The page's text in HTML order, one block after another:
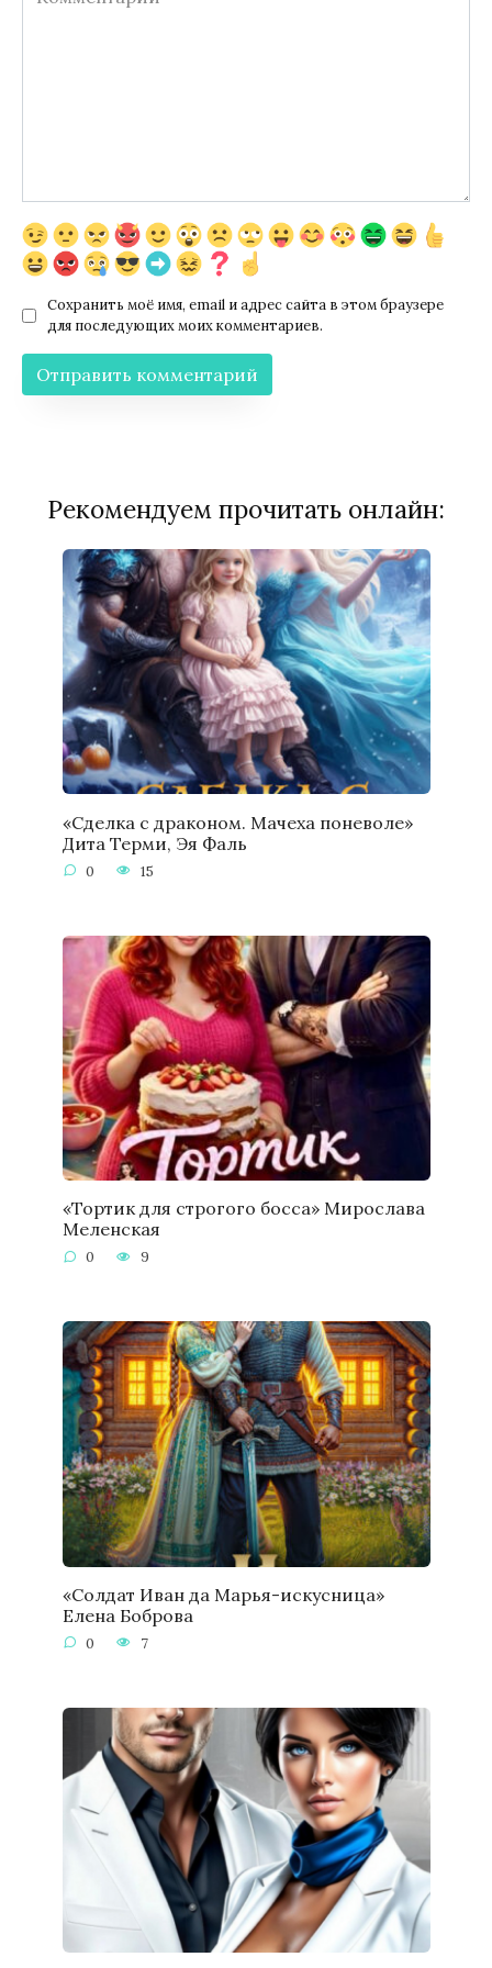
Сохранить моё имя, email и адрес сайта в этом браузере
для последующих моих комментариев.
Рекомендуем прочитать онлайн:
«Сделка с драконом. Мачеха поневоле»
Дита Терми, Эя Фаль
0 15
«Тортик для строгого босса» Мирослава
Меленская
0 9
«Солдат Иван да Марья-искусница»
Елена Боброва
0 7